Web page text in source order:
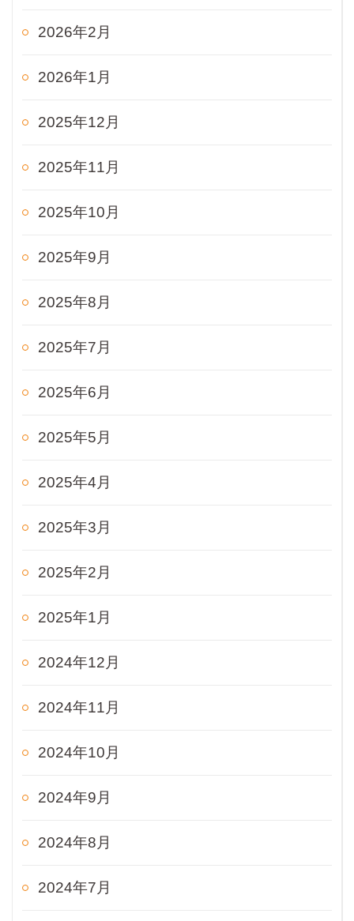
2026年2月
2026年1月
2025年12月
2025年11月
2025年10月
2025年9月
2025年8月
2025年7月
2025年6月
2025年5月
2025年4月
2025年3月
2025年2月
2025年1月
2024年12月
2024年11月
2024年10月
2024年9月
2024年8月
2024年7月